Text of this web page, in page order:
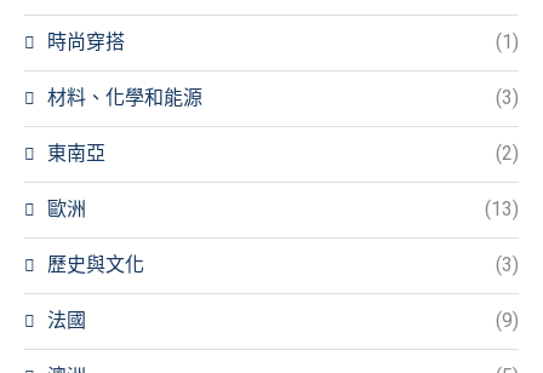
時尚穿搭 (1)
材料、化學和能源 (3)
東南亞 (2)
歐洲 (13)
歷史與文化 (3)
法國 (9)